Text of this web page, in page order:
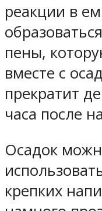
реакции в
пены,
вместе с
прекратит
часа после
Осадок
крепких